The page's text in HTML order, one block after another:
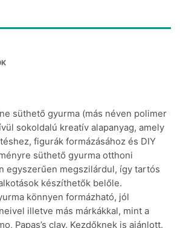
süthető gyurma (más néven polimer
sokoldalú kreatív alapanyag, amely
figurák formázásához és DIY
süthető gyurma otthoni
egyszerűen megszilárdul, így tartós
készíthetők belőle.
könnyen formázható, jól
illetve más márkákkal, mint a
Papas’s clay. Kezdőknek is ajánlott.